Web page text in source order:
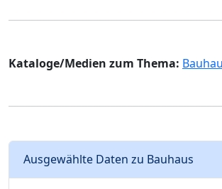
Kataloge/Medien zum Thema:
Ausgewählte Daten zu Bauhaus